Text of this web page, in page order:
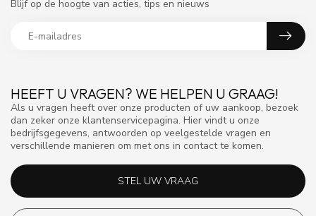
HEEFT U VRAGEN? WE HELPEN U GRAAG!
Als u vragen heeft over onze producten of uw aankoop, bezoek
dan zeker onze klantenservicepagina. Hier vindt u onze
bedrijfsgegevens, antwoorden op veelgestelde vragen en
verschillende manieren om met ons in contact te komen.
STEL UW VRAAG
Blijf op de hoogte van acties, tips en nieuws